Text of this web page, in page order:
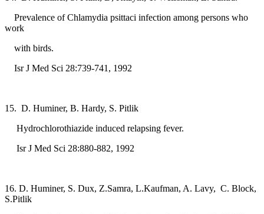
Prevalence of Chlamydia psittaci infection among persons who
work
with birds.
Isr J Med Sci 28:739-741, 1992
15. D. Huminer, B. Hardy, S. Pitlik
Hydrochlorothiazide induced relapsing fever.
Isr J Med Sci 28:880-882, 1992
16. D. Huminer, S. Dux, Z.Samra, L.Kaufman, A. Lavy, C. Block,
S.Pitlik